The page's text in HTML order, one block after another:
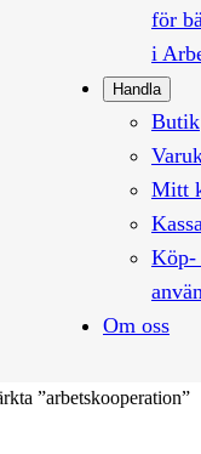
för
i
Handla
Butik
Mitt
Om oss
”arbetskooperation”